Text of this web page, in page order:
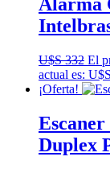
U$S332 El
actual es:
¡Oferta!
Duplex